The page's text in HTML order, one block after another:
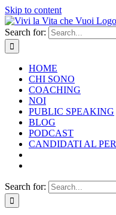
Skip to content
Search for:
HOME
CHI SONO
COACHING
NOI
PUBLIC SPEAKING
BLOG
PODCAST
CANDIDATI AL
Search for: